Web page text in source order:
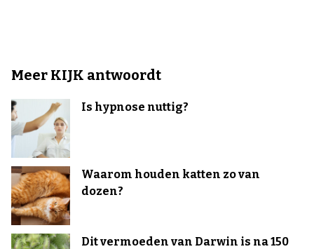
Meer KIJK antwoordt
Is hypnose nuttig?
Waarom houden katten zo van
dozen?
Dit vermoeden van Darwin is na 150